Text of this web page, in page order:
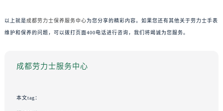
以上就是成都劳力士保养服务中心为您分享的精彩内容。如果您还有其他关于劳力士手表
维护和保养的问题，可以拨打页面400电话进行咨询，我们将竭诚为您服务。
成都劳力士服务中心
本文tag：